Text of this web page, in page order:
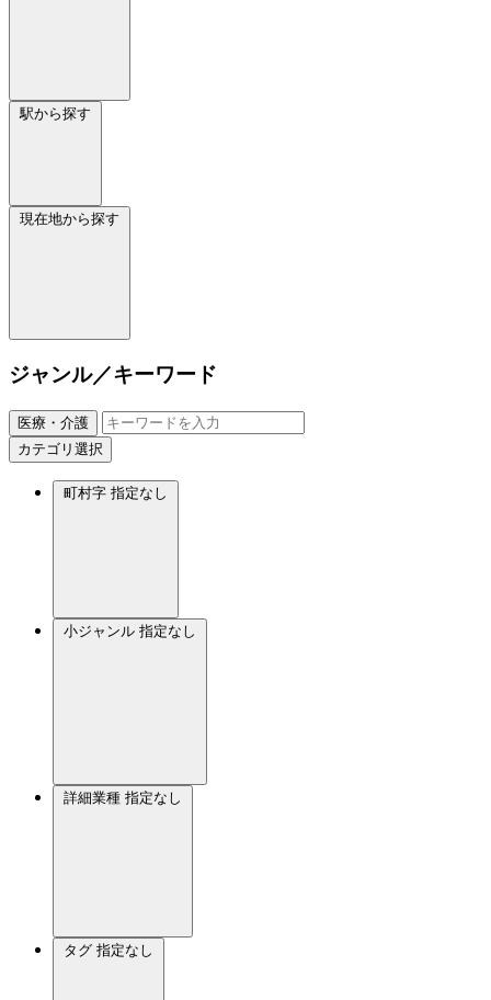
駅から探す
現在地から探す
ジャンル／キーワード
医療・介護
カテゴリ選択
町村字 指定なし
小ジャンル 指定なし
詳細業種 指定なし
タグ 指定なし